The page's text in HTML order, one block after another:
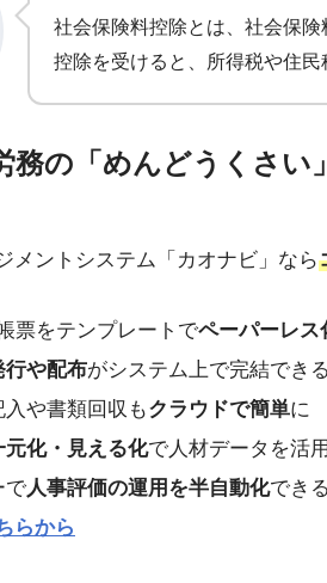
社会保険料控除とは、社会保険
控除を受けると、所得税や住
務の「めんどうくさ
メントシステム「カオナビ」なら
票をテンプレートでペーパーレス
行や配布がシステム上で完結できる
や書類回収もクラウドで簡単に
元化・見える化で人材データを活
で人事評価の運用を半自動化できる
らから